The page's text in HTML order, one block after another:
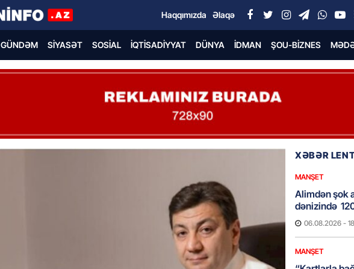
Haqqımızda Əlaqə
GÜNDƏM SIYASƏT SOSIAL İQTISADIYYAT DÜNYA İDMAN ŞOU-BIZNES
XƏBƏR
MANŞET
Alimdən şok
dənizində
06.08.2026 -
MANŞET